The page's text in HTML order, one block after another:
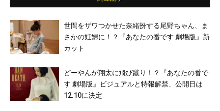
世間をザワつかせた奈緒扮する尾野ちゃん、ま
さかの妊婦に！？『あなたの番です 劇場版』新
カット
どーやんが翔太に飛び蹴り！？『あなたの番で
す 劇場版』ビジュアルと特報解禁、公開日は
12.10に決定